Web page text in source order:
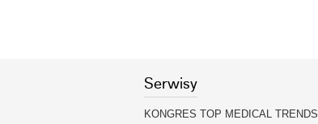
Serwisy
KONGRES TOP MEDICAL TRENDS